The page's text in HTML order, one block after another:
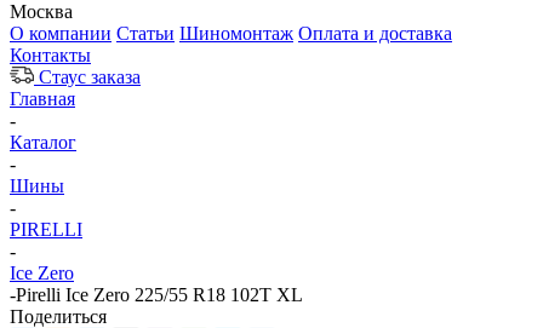
Москва
О компании Статьи Шиномонтаж Оплата и доставка
Контакты
Стаус заказа
Главная
-
Каталог
-
Шины
-
PIRELLI
-
Ice Zero
-Pirelli Ice Zero 225/55 R18 102T XL
Поделиться